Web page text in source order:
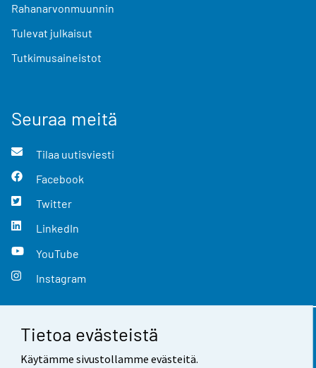
Tietoa evästeistä
Käytämme sivustollamme evästeitä.
Rahanarvonmuunnin
Tulevat julkaisut
Tutkimusaineistot
Seuraa meitä
Tilaa uutisviesti
Facebook
Twitter
LinkedIn
YouTube
Instagram
Yhteystiedot